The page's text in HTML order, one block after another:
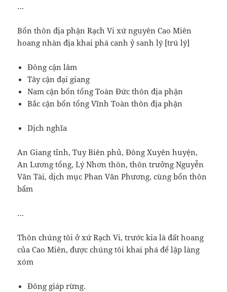
…
Bổn thôn địa phận Rạch Vi xứ nguyên Cao Miên
hoang nhàn địa khai phá canh ỷ sanh lý [trú lý]
Đông cận lâm
Tây cận đại giang
Nam cận bổn tổng Toàn Đức thôn địa phận
Bắc cận bổn tổng Vĩnh Toàn thôn địa phận
Dịch nghĩa
An Giang tỉnh, Tuy Biên phủ, Đông Xuyên huyện,
An Lương tổng, Lý Nhơn thôn, thôn trưởng Nguyễn
Văn Tài, dịch mục Phan Văn Phương, cùng bổn thôn
bẩm
…
Thôn chúng tôi ở xứ Rạch Vi, trước kia là đất hoang
của Cao Miên, được chúng tôi khai phá để lập làng
xóm
Đông giáp rừng.